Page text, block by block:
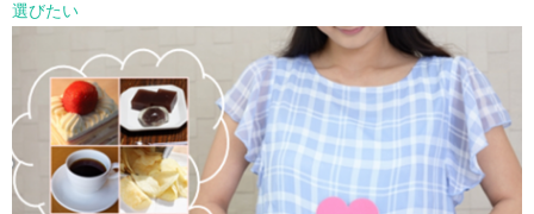
選びたい